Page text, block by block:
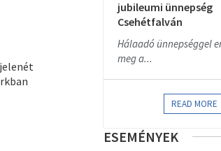
jubileumi ünnepség
Csehétfalván
Hálaadó ünnepséggel
meg a...
READ MORE
ESEMÉNYEK